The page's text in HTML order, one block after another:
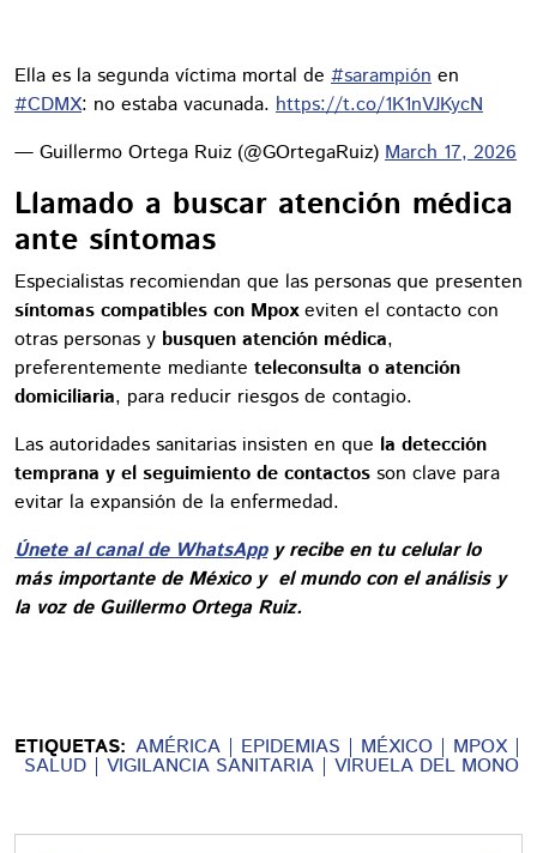
Ella es la segunda víctima mortal de #sarampión en
#CDMX: no estaba vacunada. https://t.co/1K1nVJKycN
— Guillermo Ortega Ruiz (@GOrtegaRuiz) March 17, 2026
Llamado a buscar atención médica
ante síntomas
Especialistas recomiendan que las personas que presenten
síntomas compatibles con Mpoxeviten el contacto con
otras personas y busquen atención médica,
preferentemente mediante teleconsulta o atención
domiciliaria, para reducir riesgos de contagio.
Las autoridades sanitarias insisten en que la detección
temprana y el seguimiento de contactos son clave para
evitar la expansión de la enfermedad.
Únete al canal de WhatsAppy recibe en tu celular lo
más importante de México y el mundo con el análisis y
la voz de Guillermo Ortega Ruiz.
ETIQUETAS: AMÉRICA EPIDEMIAS MÉXICO MPOX
SALUD VIGILANCIA SANITARIA VIRUELA DEL MONO